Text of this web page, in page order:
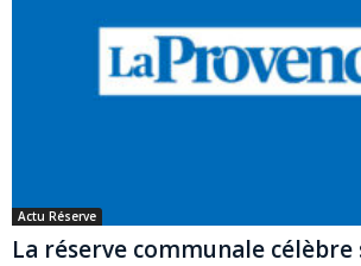
Actu Réserve
La réserve communale célèbre